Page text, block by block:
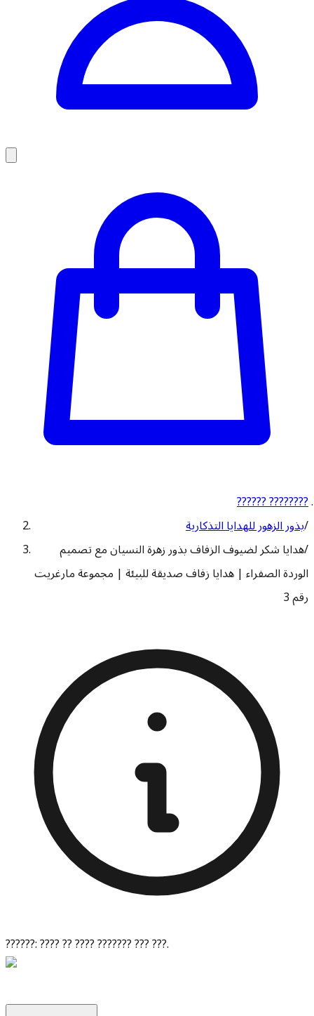
?????? ????????
/بذور الزهور للهدايا التذكارية
/هدايا شكر لضيوف الزفاف بذور زهرة النسيان مع تصميم
الوردة الصفراء | هدايا زفاف صديقة للبيئة | مجموعة مارغريت
رقم 3
??????: ???? ?? ???? ??????? ??? ???.